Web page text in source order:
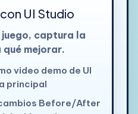
UI Studio
juego, captura la
mejorar.
video demo de UI
principal
Before/After